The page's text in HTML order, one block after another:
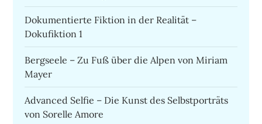
Dokumentierte Fiktion in der Realität –
Dokufiktion 1
Bergseele – Zu Fuß über die Alpen von Miriam
Mayer
Advanced Selfie – Die Kunst des Selbstporträts
von Sorelle Amore